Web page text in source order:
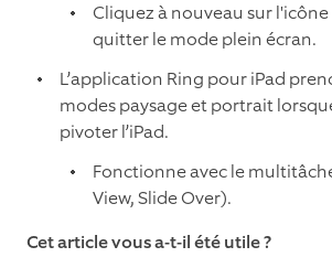
Cliquez à nouveau sur
quitter le mode plein écran.
L’application Ring pour iPad
modes paysage et portrait
pivoter l’iPad.
Fonctionne avec le
View, Slide Over).
Cet article vous a-t-il été utile ?